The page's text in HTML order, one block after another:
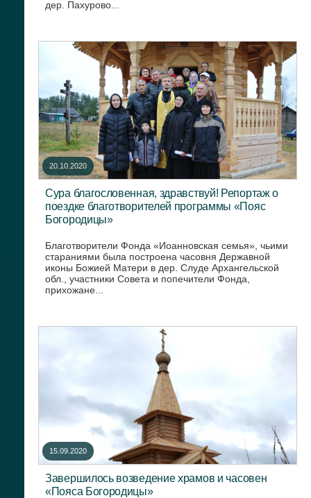
дер. Пахурово...
20.10.2020
Сура благословенная, здравствуй! Репортаж о
поездке благотворителей программы «Пояс
Богородицы»
Благотворители Фонда «Иоанновская семья», чьими
стараниями была построена часовня Державной
иконы Божией Матери в дер. Слуде Архангельской
обл., участники Совета и попечители Фонда,
прихожане...
15.09.2020
Завершилось возведение храмов и часовен
«Пояса Богородицы»